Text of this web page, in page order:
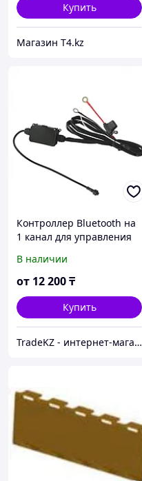
Купить
Магазин T4.kz
Контроллер Bluetooth на
1 канал для управления
ALO-BT06-1
В наличии
от 12 200₸
Купить
TradeKZ - интернет-магазин